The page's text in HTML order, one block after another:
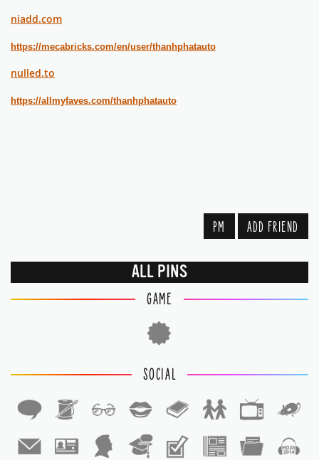
niadd.com
https://mecabricks.com/en/user/thanhphatauto
nulled.to
https://allmyfaves.com/thanhphatauto
PM ADD FRIEND
ALL PINS
GAME
SOCIAL